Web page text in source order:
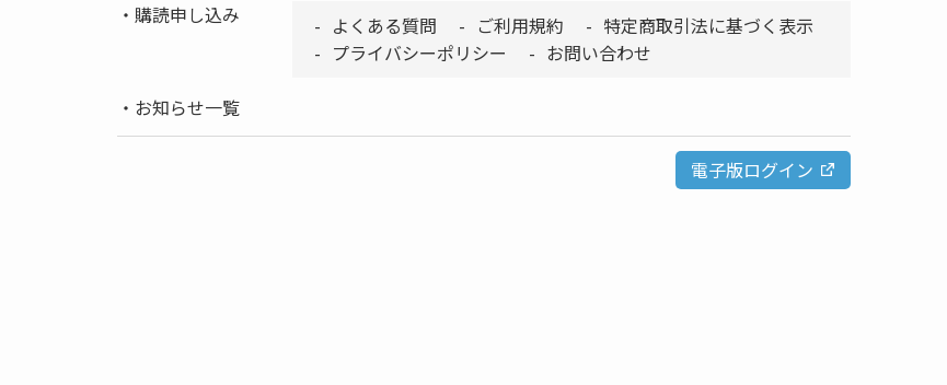
購読申し込み
よくある質問 ご利用規約
特定商取引法に基づく表示
プライバシーポリシー
お問い合わせ
お知らせ一覧
電子版ログイン